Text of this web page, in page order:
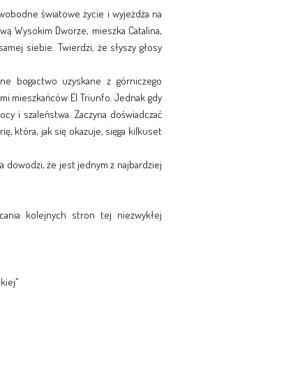
światowe życie i wyjeżdża na
Wysokim Dworze, mieszka Catalina,
siebie. Twierdzi, że słyszy głosy
bogactwo uzyskane z górniczego
mieszkańców El Triunfo. Jednak gdy
i szaleństwa. Zaczyna doświadczać
która, jak się okazuje, sięga kilkuset
dowodzi, że jest jednym z najbardziej
kolejnych stron tej niezwykłej